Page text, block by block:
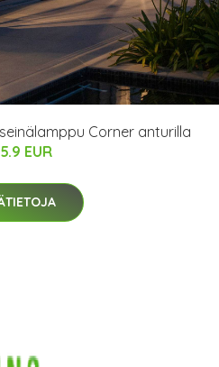
Corner anturilla
EUR